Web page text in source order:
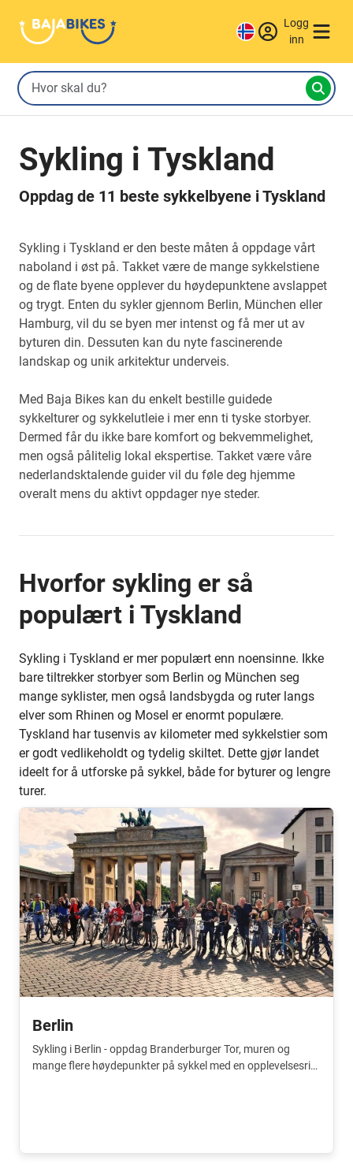
Logg
inn
Sykling i Tyskland
Oppdag de 11 beste sykkelbyene i Tyskland
Sykling i Tyskland er den beste måten å oppdage vårt
naboland i øst på. Takket være de mange sykkelstiene
og de flate byene opplever du høydepunktene avslappet
og trygt. Enten du sykler gjennom Berlin, München eller
Hamburg, vil du se byen mer intenst og få mer ut av
byturen din. Dessuten kan du nyte fascinerende
landskap og unik arkitektur underveis.
Med Baja Bikes kan du enkelt bestille guidede
sykkelturer og sykkelutleie i mer enn ti tyske storbyer.
Dermed får du ikke bare komfort og bekvemmelighet,
men også pålitelig lokal ekspertise. Takket være våre
nederlandsktalende guider vil du føle deg hjemme
overalt mens du aktivt oppdager nye steder.
Hvorfor sykling er så
populært i Tyskland
Sykling i Tyskland er mer populært enn noensinne. Ikke
bare tiltrekker storbyer som Berlin og München seg
mange syklister, men også landsbygda og ruter langs
elver som Rhinen og Mosel er enormt populære.
Tyskland har tusenvis av kilometer med sykkelstier som
er godt vedlikeholdt og tydelig skiltet. Dette gjør landet
ideelt for å utforske på sykkel, både for byturer og lengre
turer.
Berlin
Sykling i Berlin - oppdag Branderburger Tor, muren og
mange flere høydepunkter på sykkel med en opplevelsesrik